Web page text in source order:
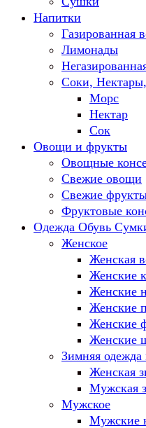
Напитки
Газированная
Лимонады
Соки,
Морс
Нектар
Сок
Овощи и фрукты
Овощные
Свежие овощи
Свежие
Фруктовые
Одежда Обувь
Женское
Женская
Женские
Женские
Женские
Женские
Женские
Зимняя одежда
Женская
Мужская
Мужское
Мужские